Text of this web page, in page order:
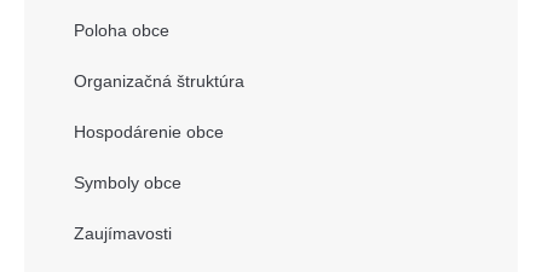
Poloha obce
Organizačná štruktúra
Hospodárenie obce
Symboly obce
Zaujímavosti